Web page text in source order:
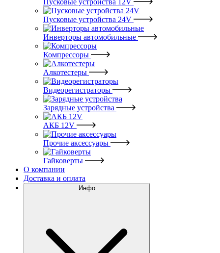
Пусковые устройства 12V
Пусковые устройства 24V
Инверторы автомобильные
Компрессоры
Алкотестеры
Видеорегистраторы
Зарядные устройства
АКБ 12V
Прочие аксессуары
Гайковерты
О компании
Доставка и оплата
Инфо